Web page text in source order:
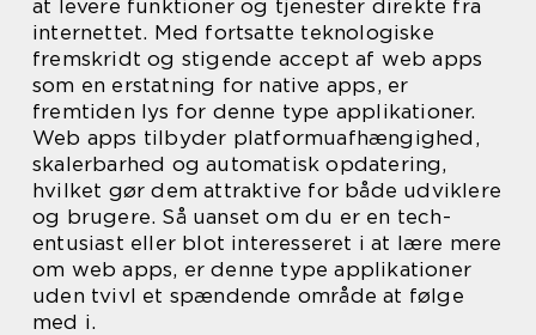
at levere funktioner og tjenester direkte fra
internettet. Med fortsatte teknologiske
fremskridt og stigende accept af web apps
som en erstatning for native apps, er
fremtiden lys for denne type applikationer.
Web apps tilbyder platformuafhængighed,
skalerbarhed og automatisk opdatering,
hvilket gør dem attraktive for både udviklere
og brugere. Så uanset om du er en tech-
entusiast eller blot interesseret i at lære mere
om web apps, er denne type applikationer
uden tvivl et spændende område at følge
med i.